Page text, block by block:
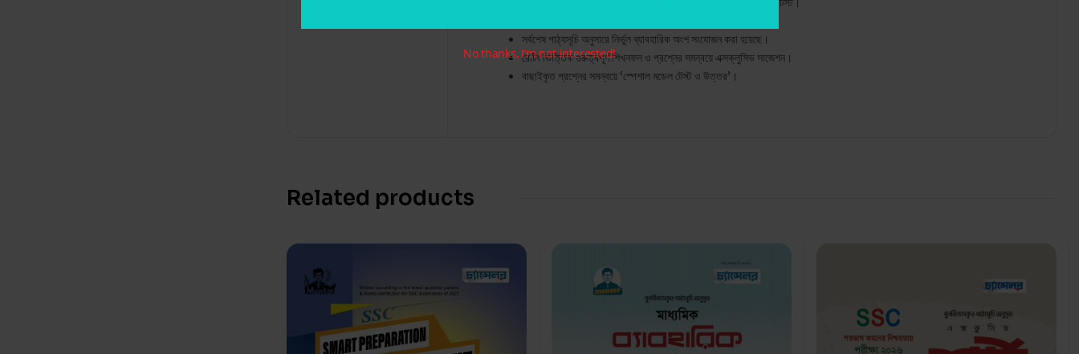
সর্বশেষ পাঠ্যসূচি অনুসারে নির্ভুল ব্যাবহারিক অংশ সংযোজন করা হয়েছে।
রেটিং ভিত্তিক গুরুত্বপূর্ণ শিখনফল ও প্রশ্নের সমন্বয়ে এক্সক্লুসিভ সাজেশন।
বাছাইকৃত প্রশ্নের সমন্বয়ে ‘স্পেশাল মডেল টেস্ট ও উত্তর’।
Related products
No thanks, I’m not interested!